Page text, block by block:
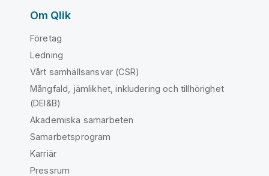
Om Qlik
Företag
Ledning
Vårt samhällsansvar (CSR)
Mångfald, jämlikhet, inkludering och tillhörighet
(DEI&B)
Akademiska samarbeten
Samarbetsprogram
Karriär
Pressrum